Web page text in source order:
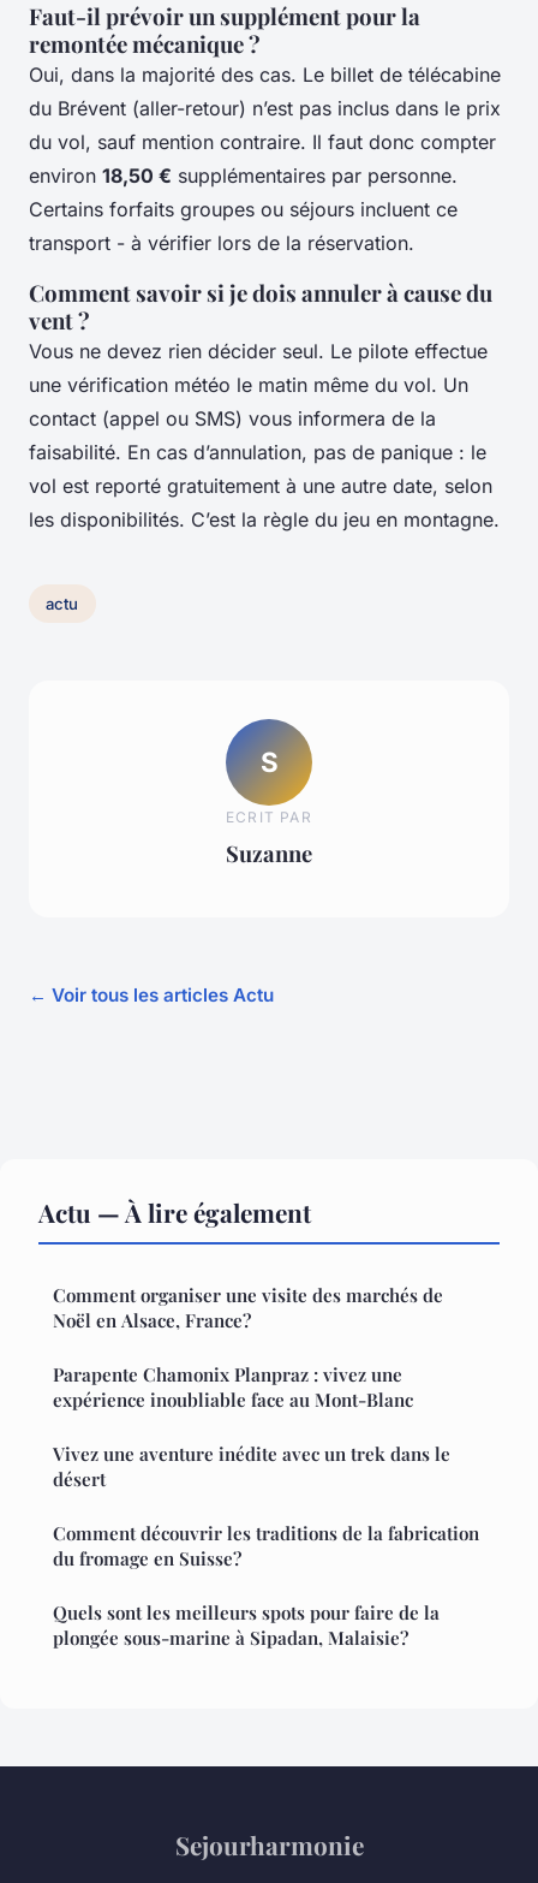
Faut-il prévoir un supplément pour la
remontée mécanique ?
Oui, dans la majorité des cas. Le billet de télécabine
du Brévent (aller-retour) n’est pas inclus dans le prix
du vol, sauf mention contraire. Il faut donc compter
environ 18,50 € supplémentaires par personne.
Certains forfaits groupes ou séjours incluent ce
transport - à vérifier lors de la réservation.
Comment savoir si je dois annuler à cause du
vent ?
Vous ne devez rien décider seul. Le pilote effectue
une vérification météo le matin même du vol. Un
contact (appel ou SMS) vous informera de la
faisabilité. En cas d’annulation, pas de panique : le
vol est reporté gratuitement à une autre date, selon
les disponibilités. C’est la règle du jeu en montagne.
actu
S
ECRIT PAR
Suzanne
← Voir tous les articles Actu
Actu — À lire également
Comment organiser une visite des marchés de
Noël en Alsace, France?
Parapente Chamonix Planpraz : vivez une
expérience inoubliable face au Mont-Blanc
Vivez une aventure inédite avec un trek dans le
désert
Comment découvrir les traditions de la fabrication
du fromage en Suisse?
Quels sont les meilleurs spots pour faire de la
plongée sous-marine à Sipadan, Malaisie?
Sejourharmonie